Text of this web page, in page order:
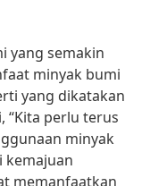
yang semakin
minyak bumi
yang dikatakan
“Kita perlu terus
minyak
kemajuan
memanfaatkan